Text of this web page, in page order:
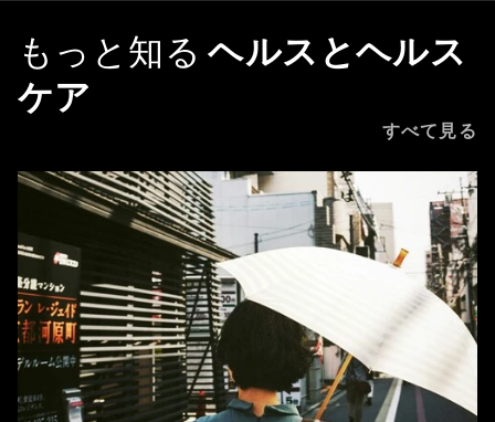
もっと知る ヘルスとヘルス
ケア
すべて見る